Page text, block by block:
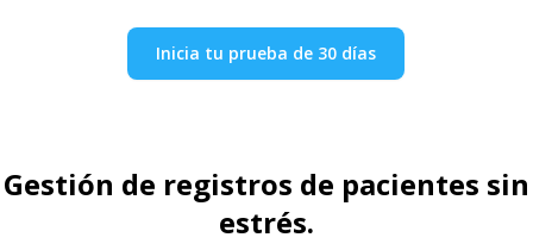
Inicia tu prueba de 30 días
Gestión de registros de pacientes sin
estrés.